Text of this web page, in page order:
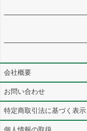
会社概要
お問い合わせ
特定商取引法に基づく表示